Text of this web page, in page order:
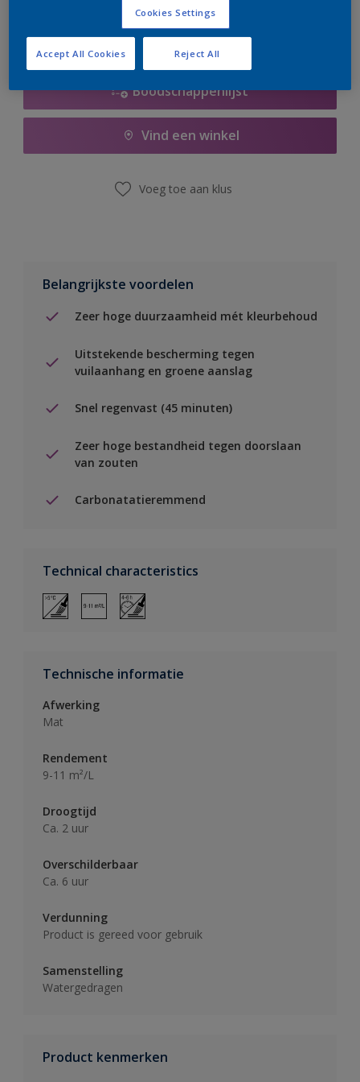
Boodschappenlijst
Vind een winkel
Voeg toe aan klus
Belangrijkste voordelen
Zeer hoge duurzaamheid mét kleurbehoud
Uitstekende bescherming tegen
vuilaanhang en groene aanslag
Snel regenvast (45 minuten)
Zeer hoge bestandheid tegen doorslaan
van zouten
Carbonatatieremmend
Technical characteristics
Technische informatie
Afwerking
Mat
Rendement
9-11 m²/L
Droogtijd
Ca. 2 uur
Overschilderbaar
Ca. 6 uur
Verdunning
Product is gereed voor gebruik
Samenstelling
Watergedragen
Product kenmerken
Cookies Settings
Reject All
Accept All Cookies